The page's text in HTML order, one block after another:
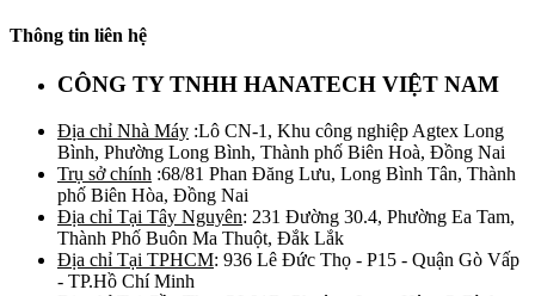
Thông tin liên hệ
CÔNG TY TNHH HANATECH VIỆT NAM
Địa chỉ Nhà Máy :Lô CN-1, Khu công nghiệp Agtex Long
Bình, Phường Long Bình, Thành phố Biên Hoà, Đồng Nai
Trụ sở chính :68/81 Phan Đăng Lưu, Long Bình Tân, Thành
phố Biên Hòa, Đồng Nai
Địa chỉ Tại Tây Nguyên: 231 Đường 30.4, Phường Ea Tam,
Thành Phố Buôn Ma Thuột, Đắk Lắk
Địa chỉ Tại TPHCM: 936 Lê Đức Thọ - P15 - Quận Gò Vấp
- TP.Hồ Chí Minh